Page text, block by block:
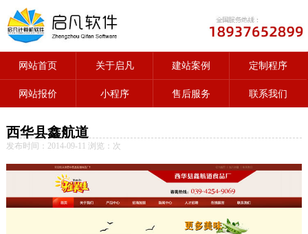
网站首页 关于启凡 建站案例 定制程序
网站报价 小程序 售后服务 联系我们
西华县鑫航道
发布时间：2014-09-11 浏览： 次